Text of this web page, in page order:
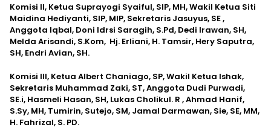
Komisi II, Ketua Suprayogi Syaiful, SIP, MH, Wakil Ketua Siti
Maidina Hediyanti, SIP, MIP, Sekretaris Jasuyus, SE ,
Anggota Iqbal, Doni Idrsi Saragih, S.Pd, Dedi Irawan, SH,
Melda Arisandi, S.Kom, Hj. Erliani, H. Tamsir, Hery Saputra,
SH, Endri Avian, SH.
Komisi III, Ketua Albert Chaniago, SP, Wakil Ketua Ishak,
Sekretaris Muhammad Zaki, ST, Anggota Dudi Purwadi,
SE.i, Hasmeli Hasan, SH, Lukas Cholikul. R , Ahmad Hanif,
S.Sy, MH, Tumirin, Sutejo, SM, Jamal Darmawan, Sie, SE, MM,
H. Fahrizal, S. PD.